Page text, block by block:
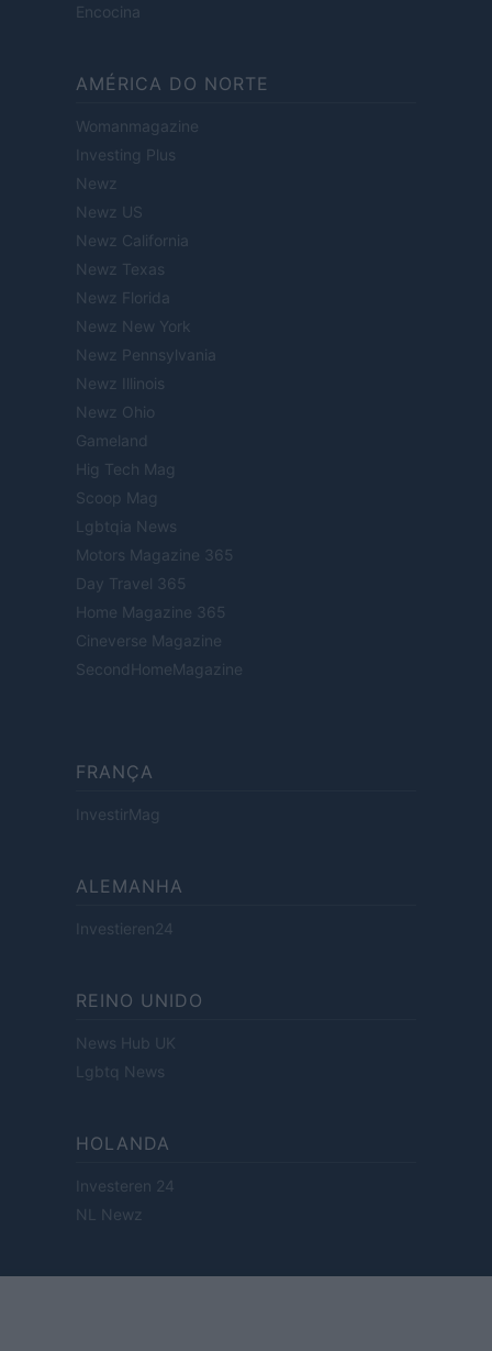
Encocina
AMÉRICA DO NORTE
Womanmagazine
Investing Plus
Newz
Newz US
Newz California
Newz Texas
Newz Florida
Newz New York
Newz Pennsylvania
Newz Illinois
Newz Ohio
Gameland
Hig Tech Mag
Scoop Mag
Lgbtqia News
Motors Magazine 365
Day Travel 365
Home Magazine 365
Cineverse Magazine
SecondHomeMagazine
FRANÇA
InvestirMag
ALEMANHA
Investieren24
REINO UNIDO
News Hub UK
Lgbtq News
HOLANDA
Investeren 24
NL Newz